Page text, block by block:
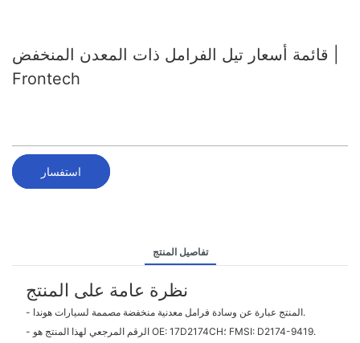
قائمة أسعار تيل الفرامل ذات المعدن المنخفض |
Frontech
استفسار
تفاصيل المنتج
نظرة عامة على المنتج
- المنتج عبارة عن وسادة فرامل معدنية منخفضة مصممة لسيارات هوندا.
- الرقم المرجعي لهذا المنتج هو OE: 17D2174CH؛ FMSI: D2174-9419.